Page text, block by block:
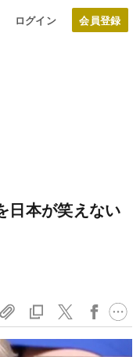
ログイン
日本が笑えない